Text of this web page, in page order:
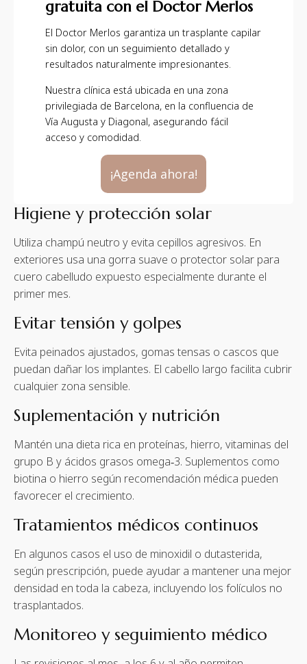
gratuita con el Doctor Merlos
El Doctor Merlos garantiza un trasplante capilar
sin dolor, con un seguimiento detallado y
resultados naturalmente impresionantes.
Nuestra clínica está ubicada en una zona
privilegiada de Barcelona, en la confluencia de
Vía Augusta y Diagonal, asegurando fácil
acceso y comodidad.
¡Agenda ahora!
Higiene y protección solar
Utiliza champú neutro y evita cepillos agresivos. En
exteriores usa una gorra suave o protector solar para
cuero cabelludo expuesto especialmente durante el
primer mes.
Evitar tensión y golpes
Evita peinados ajustados, gomas tensas o cascos que
puedan dañar los implantes. El cabello largo facilita cubrir
cualquier zona sensible.
Suplementación y nutrición
Mantén una dieta rica en proteínas, hierro, vitaminas del
grupo B y ácidos grasos omega‑3. Suplementos como
biotina o hierro según recomendación médica pueden
favorecer el crecimiento.
Tratamientos médicos continuos
En algunos casos el uso de minoxidil o dutasterida,
según prescripción, puede ayudar a mantener una mejor
densidad en toda la cabeza, incluyendo los folículos no
trasplantados.
Monitoreo y seguimiento médico